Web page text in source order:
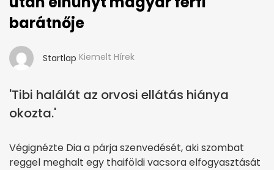
barátnője
Startlap Kiemelt Hírek
'Tibi halálát az orvosi ellátás hiánya
okozta.'
Végignézte Dia a párja szenvedését, aki szombat
reggel meghalt egy thaiföldi vacsora elfogyasztását